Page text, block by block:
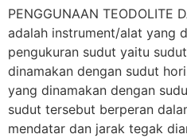
PENGGUNAAN TEODOLITE
adalah instrument/alat yang
pengukuran sudut yaitu
dinamakan dengan sudut
yang dinamakan dengan
sudut tersebut berperan
mendatar dan jarak tegak